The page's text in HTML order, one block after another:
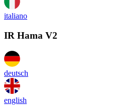
italiano
IR Hama V2
deutsch
english